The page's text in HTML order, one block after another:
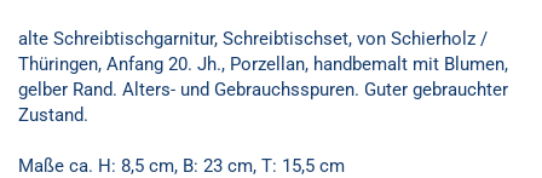
alte Schreibtischgarnitur, Schreibtischset, von Schierholz /
Thüringen, Anfang 20. Jh., Porzellan, handbemalt mit Blumen,
gelber Rand. Alters- und Gebrauchsspuren. Guter gebrauchter
Zustand.
Maße ca. H: 8,5 cm, B: 23 cm, T: 15,5 cm